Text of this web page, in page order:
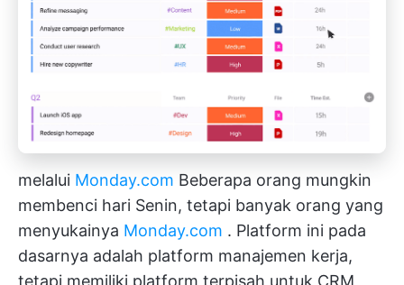
melalui Monday.com Beberapa orang mungkin
membenci hari Senin, tetapi banyak orang yang
menyukainya Monday.com . Platform ini pada
dasarnya adalah platform manajemen kerja,